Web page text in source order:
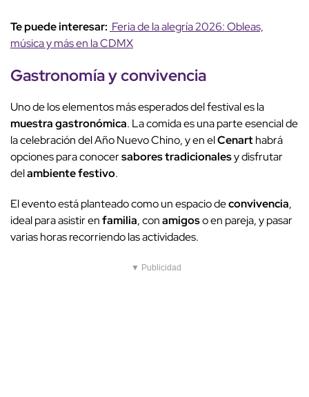
Te puede interesar: Feria de la alegría 2026: Obleas,
música y más en la CDMX
Gastronomía yconvivencia
Uno de los elementos más esperados del festival es la
muestra gastronómica. La comida es una parte esencial de
la celebración del Año Nuevo Chino, y en elCenarthabrá
opciones para conocersabores tradicionalesy disfrutar
delambiente festivo.
El evento está planteado como un espacio deconvivencia,
ideal para asistir enfamilia, conamigoso en pareja, y pasar
varias horas recorriendo las actividades.
▼ Publicidad